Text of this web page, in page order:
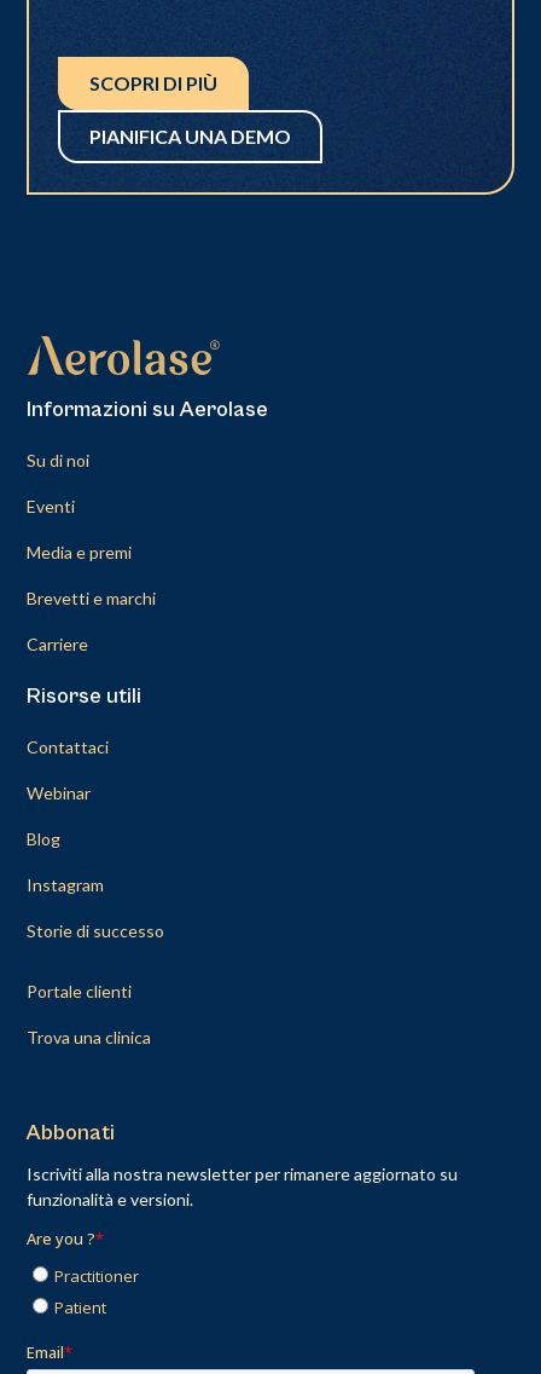
SCOPRI DI PIÙ
PIANIFICA UNA DEMO
Informazioni su Aerolase
Su di noi
Eventi
Media e premi
Brevetti e marchi
Carriere
Risorse utili
Contattaci
Webinar
Blog
Instagram
Storie di successo
Portale clienti
Trova una clinica
Abbonati
Iscriviti alla nostra newsletter per rimanere aggiornato su
funzionalità e versioni.